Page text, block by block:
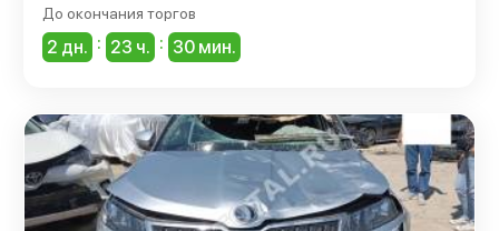
До окончания торгов
2 дн. : 23 ч. : 30 мин.